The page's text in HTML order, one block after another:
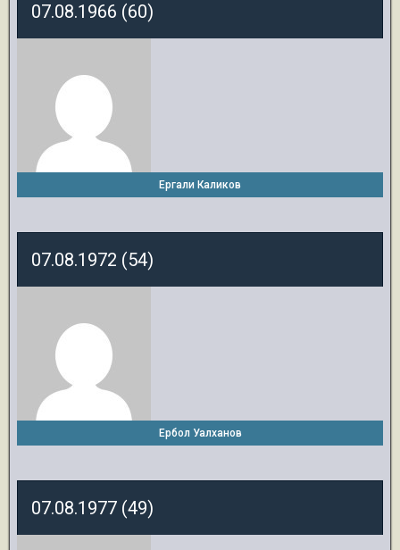
07.08.1966 (60)
Ергали Каликов
07.08.1972 (54)
Ербол Уалханов
07.08.1977 (49)